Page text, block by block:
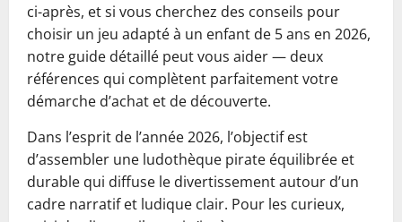
ci-après, et si vous cherchez des conseils pour
choisir un jeu adapté à un enfant de 5 ans en 2026,
notre guide détaillé peut vous aider — deux
références qui complètent parfaitement votre
démarche d’achat et de découverte.
Dans l’esprit de l’année 2026, l’objectif est
d’assembler une ludothèque pirate équilibrée et
durable qui diffuse le divertissement autour d’un
cadre narratif et ludique clair. Pour les curieux,